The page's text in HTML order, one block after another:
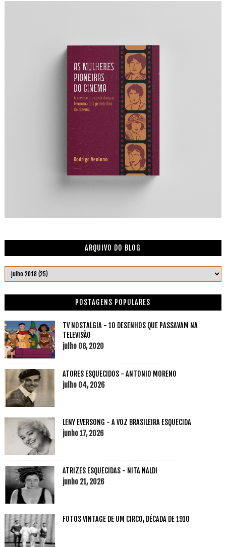
ARQUIVO DO BLOG
POSTAGENS POPULARES
TV NOSTALGIA - 10 DESENHOS QUE PASSAVAM NA
TELEVISÃO
julho 08, 2020
ATORES ESQUECIDOS - ANTONIO MORENO
julho 04, 2026
LENY EVERSONG - A VOZ BRASILEIRA ESQUECIDA
junho 17, 2026
ATRIZES ESQUECIDAS - NITA NALDI
junho 21, 2026
FOTOS VINTAGE DE UM CIRCO, DÉCADA DE 1910